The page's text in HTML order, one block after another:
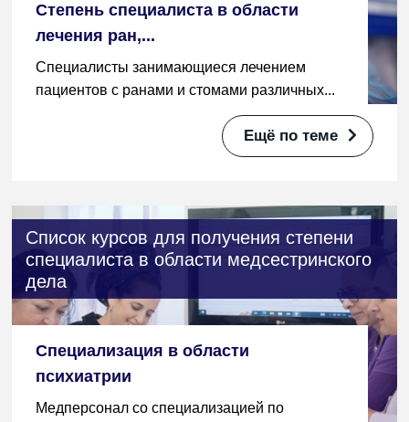
Степень специалиста в области
лечения ран,...
Специалисты занимающиеся лечением
пациентов с ранами и стомами различных...
Ещё по теме
Список курсов для получения степени
специалиста в области медсестринского
дела
Специализация в области
психиатрии
Медперсонал со специализацией по